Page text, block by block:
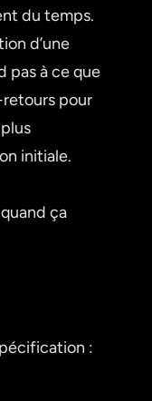
du temps.
d’une
pas à ce que
retours pour
initiale.
ça
: